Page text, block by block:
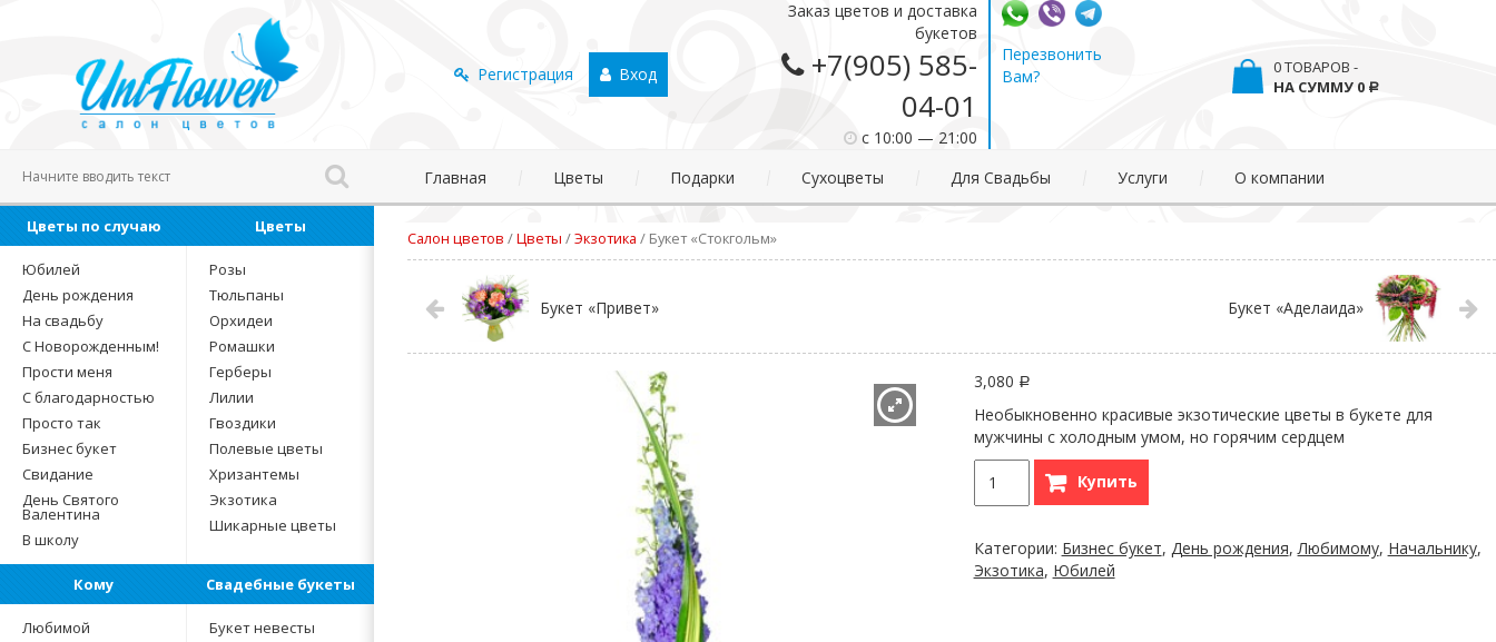
Регистрация Вход
Заказ цветов и доставка
букетов
+7(905) 585-
04-01
c 10:00 — 21:00
Перезвонить
Вам?
0 ТОВАРОВ -
0 Р
Главная Цветы Подарки Сухоцветы Для Свадьбы Услуги О компании
Цветы по случаю
Юбилей
День рождения
На свадьбу
С Новорожденным!
Прости меня
С благодарностью
Просто так
Бизнес букет
Свидание
День Святого
Валентина
В школу
Цветы
Розы
Тюльпаны
Орхидеи
Ромашки
Герберы
Лилии
Гвоздики
Полевые цветы
Хризантемы
Экзотика
Шикарные цветы
Кому
Любимой
Свадебные букеты
Букет невесты
Салон цветов /Цветы /Экзотика / Букет «Стокгольм»
Букет «Привет» Букет «Аделаида»
3,080 Р
Необыкновенно красивые экзотические цветы в букете для
мужчины с холодным умом, но горячим сердцем
Купить
Категории: Бизнес букет, День рождения,Любимому, Начальнику,
Экзотика, Юбилей